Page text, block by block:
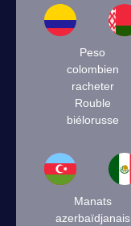
Peso
colombien
racheter
Rouble
biélorusse
Manats
azerbaïdjanais